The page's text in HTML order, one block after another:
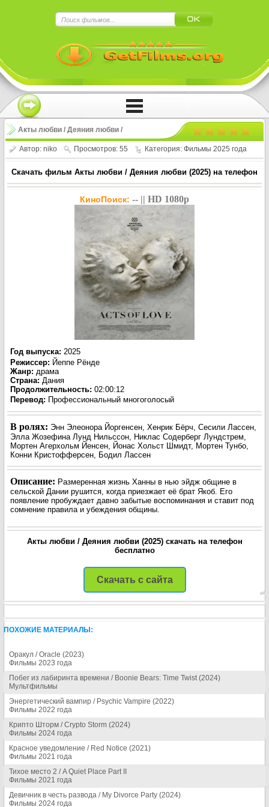
Акты любви / Деяния любви /
Kærlighedens Gerninger (2025)
Автор: niko Просмотров: 55 Категория: Фильмы 2025 года
Скачать фильм Акты любви / Деяния любви (2025) на телефон
КиноПоиск: -- || HD 1080p
Год выпуска: 2025
Режиссер: Йеппе Рёнде
Жанр: драма
Страна: Дания
Продолжительность: 02:00:12
Перевод: Профессиональный многоголосый
В ролях: Энн Элеонора Йоргенсен, Хенрик Бёрч, Сесили Лассен,
Элла Жозефина Лунд Нильссон, Никлас Содерберг Лундстрем,
Мортен Агерхольм Йенсен, Йонас Хольст Шмидт, Мортен Тунбо,
Конни Кристофферсен, Бодил Лассен
Описание: Размеренная жизнь Ханны в нью эйдж общине в
сельской Дании рушится, когда приезжает её брат Якоб. Его
появление пробуждает давно забытые воспоминания и ставит под
сомнение правила и убеждения общины.
Акты любви / Деяния любви (2025) скачать на телефон
бесплатно
Нажмите на
!!!Если Вы с телефона сперва нажмите на
троеточие в правом верхнем углу!!!
Скачать с сайта
ПОХОЖИЕ МАТЕРИАЛЫ:
Оракул / Oracle (2023)
Фильмы 2023 года
Побег из лабиринта времени / Boonie Bears: Time Twist (2024)
Мультфильмы
Энергетический вампир / Psychic Vampire (2022)
Фильмы 2022 года
Крипто Шторм / Crypto Storm (2024)
Фильмы 2024 года
Красное уведомление / Red Notice (2021)
Фильмы 2021 года
Тихое место 2 / A Quiet Place Part II
Фильмы 2021 года
Девичник в честь развода / My Divorce Party (2024)
Фильмы 2024 года